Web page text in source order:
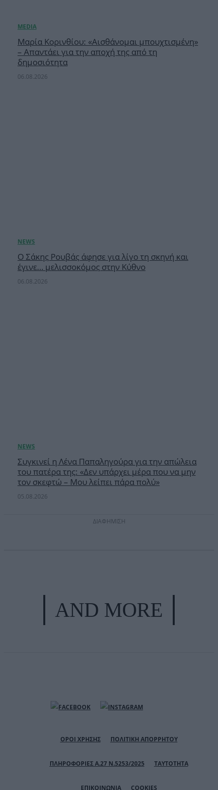
Μαρία Κορινθίου: «Αισθάνομαι μπουχτισμένη»
– Απαντάει για την αποχή της από τη
δημοσιότητα
06.08.2026
Ο Σάκης Ρουβάς άφησε για λίγο τη σκηνή και
έγινε… μελισσοκόμος στην Κύθνο
06.08.2026
Συγκινεί η Λένα Παπαληγούρα για την απώλεια
του πατέρα της: «Δεν υπάρχει μέρα που να μην
τον σκεφτώ – Μου λείπει πάρα πολύ»
05.08.2026
ΔΙΑΦΗΜΙΣΗ
AND MORE
ΟΡΟΙ ΧΡΗΣΗΣ ΠΟΛΙΤΙΚΗ ΑΠΟΡΡΗΤΟΥ
ΠΛΗΡΟΦΟΡΙΕΣ Α.27 Ν.5253/2025 ΤΑΥΤΟΤΗΤΑ
ΕΠΙΚΟΙΝΩΝΙΑ COOKIES